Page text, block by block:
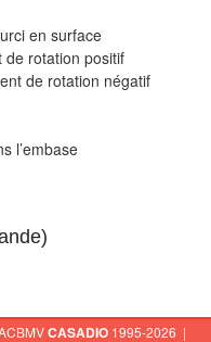
en surface
de rotation positif
de rotation négatif
l’embase
CASADIO1995-2026 |